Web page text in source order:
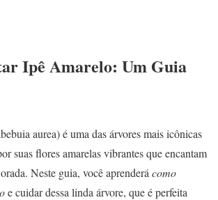
Ipê Amarelo: Um Guia
aurea) é uma das árvores mais icônicas
suas flores amarelas vibrantes que encantam
Neste guia, você aprenderá como
e cuidar dessa linda árvore, que é perfeita